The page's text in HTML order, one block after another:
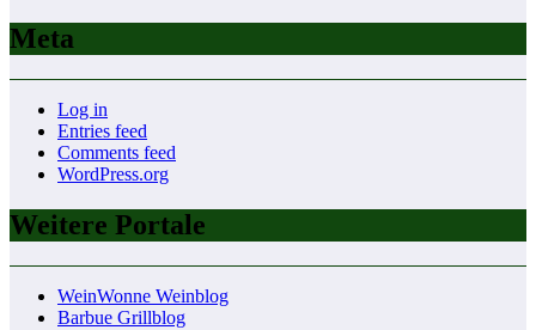
Meta
Log in
Entries feed
Comments feed
WordPress.org
Weitere Portale
WeinWonne Weinblog
Barbue Grillblog